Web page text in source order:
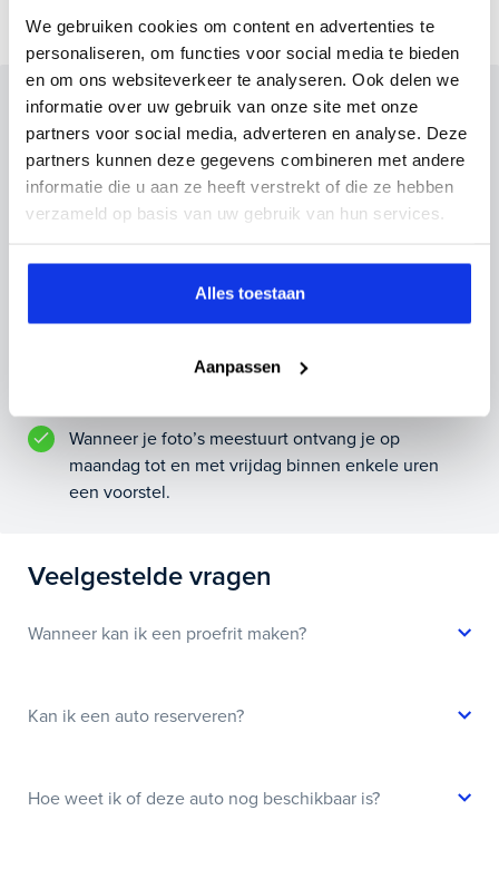
We gebruiken cookies om content en advertenties te
personaliseren, om functies voor social media te bieden
en om ons websiteverkeer te analyseren. Ook delen we
informatie over uw gebruik van onze site met onze
partners voor social media, adverteren en analyse. Deze
partners kunnen deze gegevens combineren met andere
informatie die u aan ze heeft verstrekt of die ze hebben
verzameld op basis van uw gebruik van hun services.
Alles toestaan
Aanpassen
Inruilvoorstel op deze auto?
Vul hier je gegevens in en vergeet niet foto's van je
inruilauto mee te sturen.
Inruilvoorstel aanvragen
Wanneer je foto’s meestuurt ontvang je op
maandag tot en met vrijdag binnen enkele uren
een voorstel.
Veelgestelde vragen
Wanneer kan ik een proefrit maken?
Kan ik een auto reserveren?
Hoe weet ik of deze auto nog beschikbaar is?